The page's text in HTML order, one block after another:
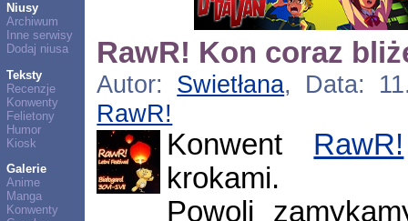
Niusy
Archiwum
Inne serwisy
Dodaj niusa
Teksty
Recenzje
Konwenty
Felietony
Humor
Kiosk
Galerie
Anime
Manga
Konwenty
RawR! Kon coraz
Autor: Swietłana, Data:
RawR!
Konwent RawR!
krokami.
Powoli